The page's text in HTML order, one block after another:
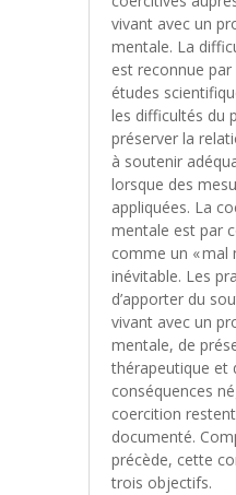
vivant avec un
mentale. La
est reconnue
études
les difficultés du
préserver la
à soutenir
lorsque des
appliquées. La
mentale est par
comme un « mal
inévitable. Les
d’apporter du
vivant avec un
mentale, de
thérapeutique et
conséquences
coercition
documenté.
précède, cette
trois objectifs.